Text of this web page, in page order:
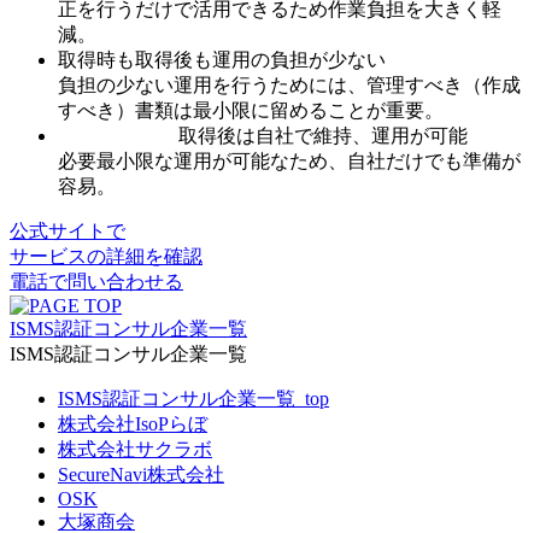
正を行うだけで活用できるため作業負担を大きく軽
減。
取得時も取得後も運用の負担が少ない
負担の少ない運用を行うためには、管理すべき（作成
すべき）書類は最小限に留めることが重要。
取得後は自社で維持、運用が可能
必要最小限な運用が可能なため、自社だけでも準備が
容易。
公式サイトで
サービスの詳細を確認
電話で問い合わせる
ISMS認証コンサル企業一覧
ISMS認証コンサル企業一覧
ISMS認証コンサル企業一覧_top
株式会社IsoPらぼ
株式会社サクラボ
SecureNavi株式会社
OSK
大塚商会